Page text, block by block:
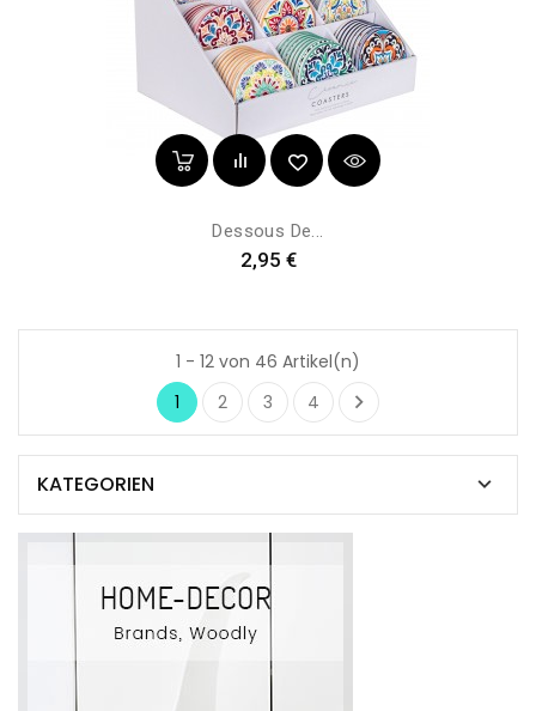
Dessous De...
Preis
2,95 €
1 - 12 von 46 Artikel(n)
1
2 3 4 
KATEGORIEN 